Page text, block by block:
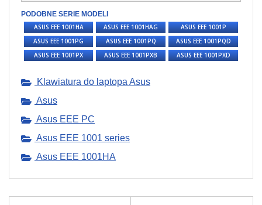
spowodował iż klawisze nie wracają do
swojej pozycji? Kup nową klawiaturę,
która będzie pracowała jak powinna.
Oferujemy oryginalne klawiatury w
czeskiej lokalizacji od wszystkich
stronie internetowej ją znajdziesz za
model laptopa. Przy każdej klawiaturze
nie może brakować szczególowe zdjęcie
do aktualnego stanu naszego magazynu.
PRZEJAWIAĆ USTERKA
PODOBNE SERIE MODELI
ASUS EEE 1001HA
ASUS EEE 1001HAG
ASUS EEE 1001P
ASUS EEE 1001PG
ASUS EEE 1001PQ
ASUS EEE 1001PQD
ASUS EEE 1001PX
ASUS EEE 1001PXB ASUS EEE 1001PXD
Klawiatura do laptopa Asus
Asus
Asus EEE PC
Asus EEE 1001 series
Asus EEE 1001HA